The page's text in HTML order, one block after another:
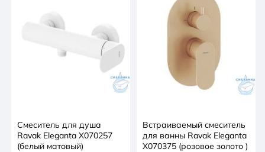
Смеситель для душа
Ravak Eleganta X070257
(белый матовый)
Встраиваемый смеситель
для ванны Ravak Eleganta
X070375 (розовое золото )